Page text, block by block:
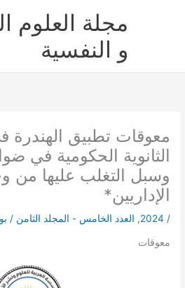
مجلة العلوم
و النفسية
معوقات تطبيق الهندرة
الثانوية الحكومية في
وسبل التغلب عليها من
الإداريين*
/
2024
, العدد الخامس - المجلد الثامن /
معوقات